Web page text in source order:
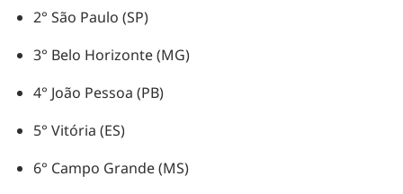
2° São Paulo (SP)
3° Belo Horizonte (MG)
4° João Pessoa (PB)
5° Vitória (ES)
6° Campo Grande (MS)